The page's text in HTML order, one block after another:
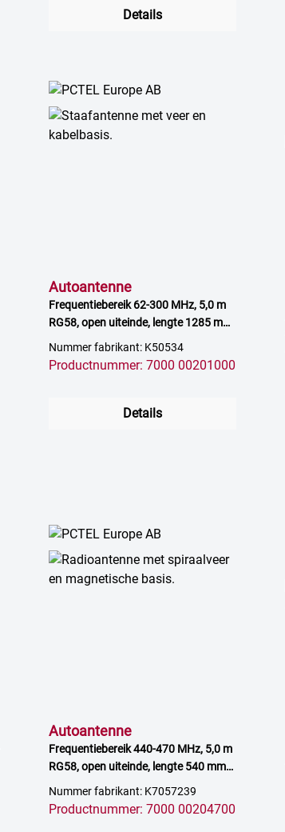
Details
Autoantenne
Frequentiebereik 62-300 MHz, 5,0 m
RG58, open uiteinde, lengte 1285 mm,
0 dB versterking
Nummer fabrikant: K50534
Productnummer: 7000 00201000
Details
Autoantenne
Frequentiebereik 440-470 MHz, 5,0 m
RG58, open uiteinde, lengte 540 mm,
4 dB versterking
Nummer fabrikant: K7057239
Productnummer: 7000 00204700